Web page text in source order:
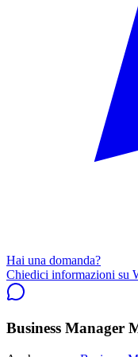
Hai una domanda?
Chiedici informazioni su
Business Manager